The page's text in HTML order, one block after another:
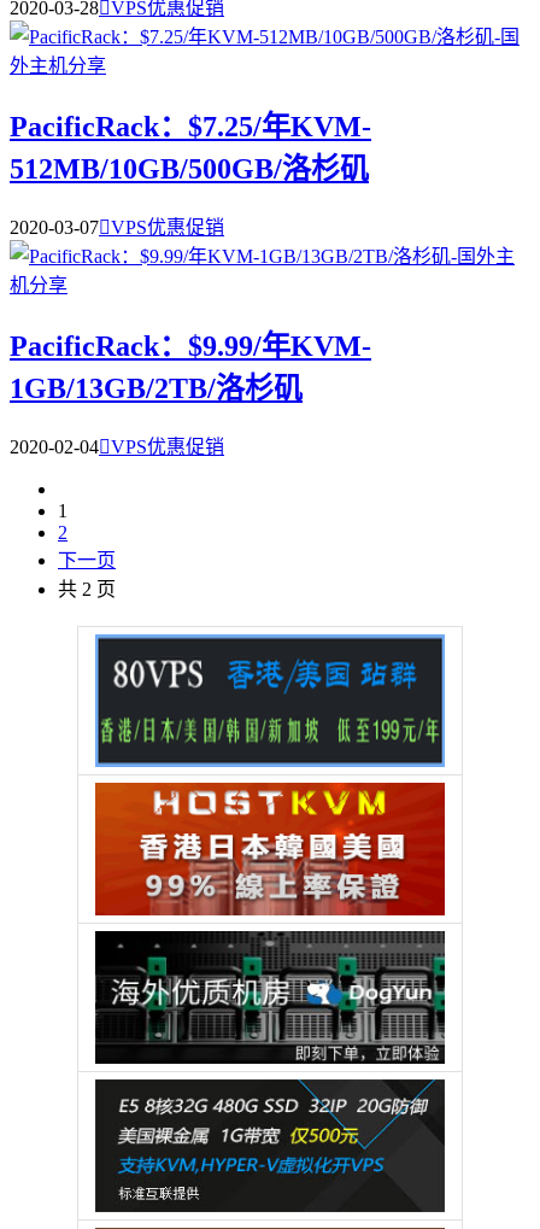
2020-03-28VPS优惠促销
PacificRack：$7.25/年KVM-
512MB/10GB/500GB/洛杉矶
2020-03-07VPS优惠促销
PacificRack：$9.99/年KVM-
1GB/13GB/2TB/洛杉矶
2020-02-04VPS优惠促销
1
2
下一页
共 2 页